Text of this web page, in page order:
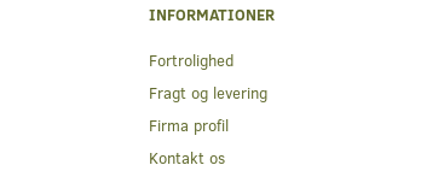
INFORMATIONER
Fortrolighed
Fragt og levering
Firma profil
Kontakt os